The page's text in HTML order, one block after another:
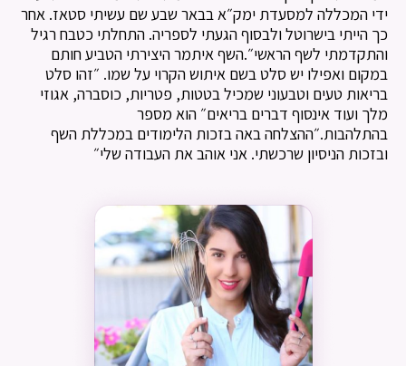
ידי המכללה למסעדת ימק״א בבאר שבע שם עשיתי סטאז. אחר
כך הייתי בישרוטל ולבסוף הגעתי לספריה. התחלתי כטבח רגיל
והתקדמתי לשף הראשי״.השף איתמר היצירתי הטביע חותם
במקום ואפילו יש סלט בשם איתוש הקרוי על שמו. ״זהו סלט
בריאות טעים וטבעוני שמכיל בטטות, פטריות, כוסברה, אגוזי
מלך ועוד אינסוף דברים בריאים״ הוא מספר
בהתלהבות.״ההצלחה באה בזכות הלימודים במכללת השף
ובזכות הניסיון שרכשתי. אני אוהב את העבודה שלי״